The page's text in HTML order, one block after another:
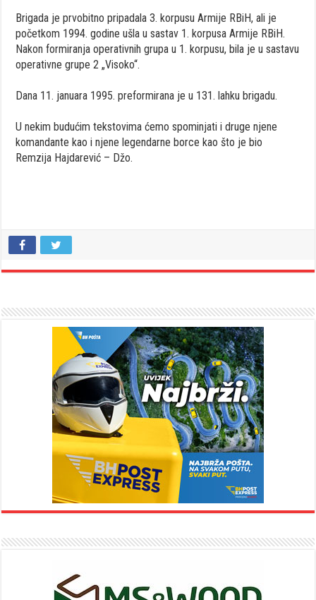
Brigada je prvobitno pripadala 3. korpusu Armije RBiH, ali je
početkom 1994. godine ušla u sastav 1. korpusa Armije RBiH.
Nakon formiranja operativnih grupa u 1. korpusu, bila je u sastavu
operativne grupe 2 „Visoko“.
Dana 11. januara 1995. preformirana je u 131. lahku brigadu.
U nekim budućim tekstovima ćemo spominjati i druge njene
komandante kao i njene legendarne borce kao što je bio
Remzija Hajdarević – Džo.